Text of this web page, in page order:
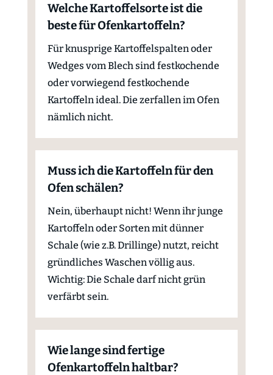
Welche Kartoffelsorte ist die
beste für Ofenkartoffeln?
Für knusprige Kartoffelspalten oder
Wedges vom Blech sind festkochende
oder vorwiegend festkochende
Kartoffeln ideal. Die zerfallen im Ofen
nämlich nicht.
Muss ich die Kartoffeln für den
Ofen schälen?
Nein, überhaupt nicht! Wenn ihr junge
Kartoffeln oder Sorten mit dünner
Schale (wie z.B. Drillinge) nutzt, reicht
gründliches Waschen völlig aus.
Wichtig: Die Schale darf nicht grün
verfärbt sein.
Wie lange sind fertige
Ofenkartoffeln haltbar?